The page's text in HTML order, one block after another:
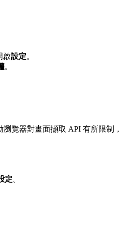
啟設定。
。
瀏覽器對畫面擷取 API 有所限制
定。